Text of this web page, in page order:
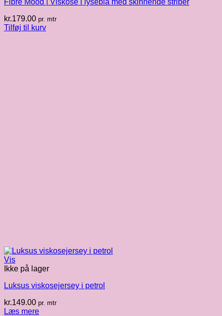
kr.179.00 pr. mtr
Tilføj til kurv
Vis
Ikke på lager
Luksus viskosejersey i petrol
kr.149.00 pr. mtr
Læs mere